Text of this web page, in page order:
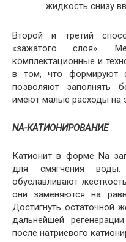
жидкость снизу
Второй и третий
«зажатого слоя».
комплектационные и
в том, что формируют
позволяют заполнять
имеют малые расходы на
NA-КАТИОНИРОВАНИЕ
Катионит в форме Na
для смягчения
обуславливают
они заменяются на
Достигнуть остаточной
дальнейшей
после натриевого